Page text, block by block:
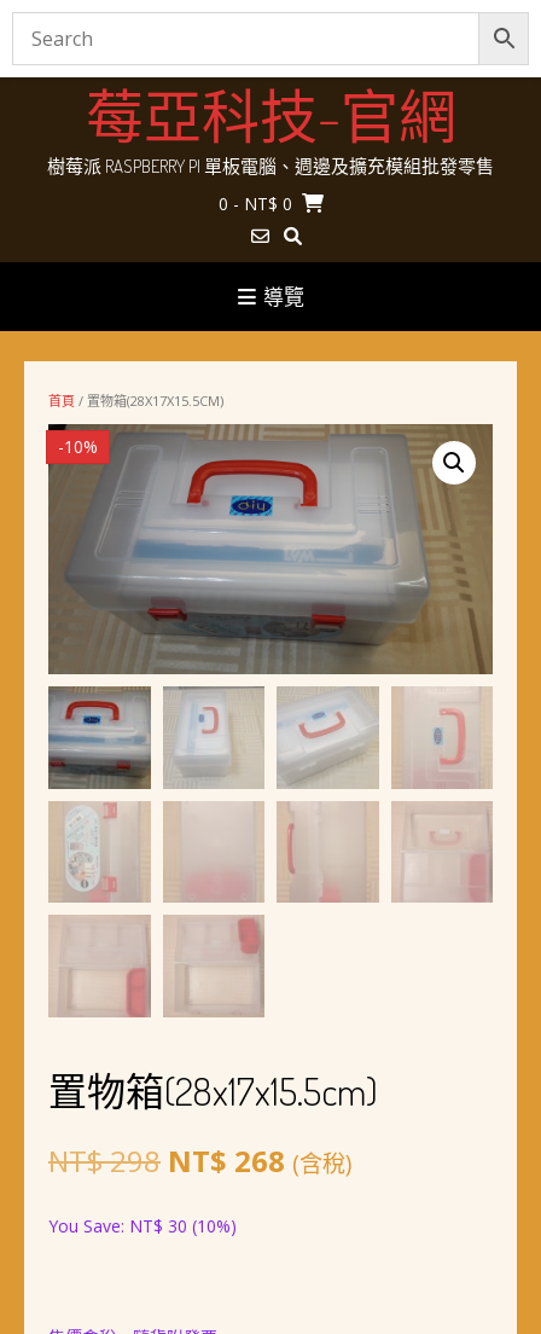
Skip
莓亞科技-官網
樹莓派 RASPBERRY PI 單板電腦、週邊及擴充模組批發零售
0 - NT$ 0
導覽
首頁 / 置物箱(28X17X15.5CM)
-10%
置物箱(28x17x15.5cm)
NT$298 原
價
NT$ 268 目
(含稅)
You Save: NT$ 30 (10%)